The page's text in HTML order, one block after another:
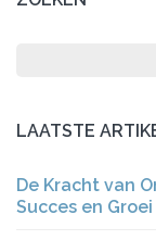
LAATSTE
De Kracht van
Succes en Groei